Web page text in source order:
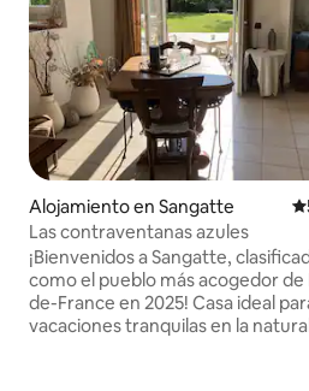
Alojamiento en Sangatte
Las contraventanas azules
¡Bienvenidos a Sangatte,
como el pueblo más acogedor de
de-France en 2025! Casa ideal
vacaciones tranquilas en la